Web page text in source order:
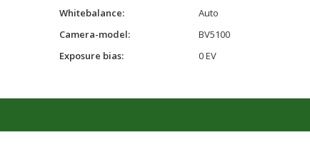
Whitebalance:
Auto
Camera-model:
BV5100
Exposure bias:
0 EV